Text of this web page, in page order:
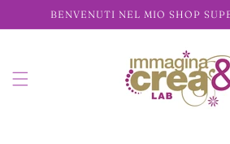
direttamente
ai contenuti
BENVENUTI NEL MIO SHOP